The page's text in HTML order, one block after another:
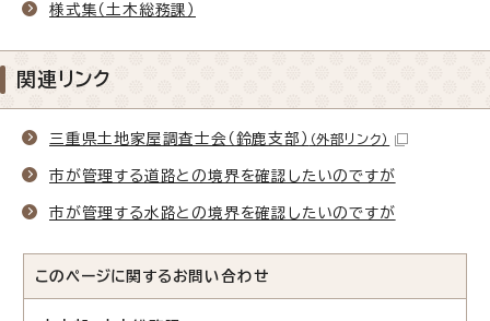
様式集（土木総務課）
関連リンク
三重県土地家屋調査士会（鈴鹿支部） （外部リンク）
市が管理する道路との境界を確認したいのですが
市が管理する水路との境界を確認したいのですが
このページに関する お問い合わせ